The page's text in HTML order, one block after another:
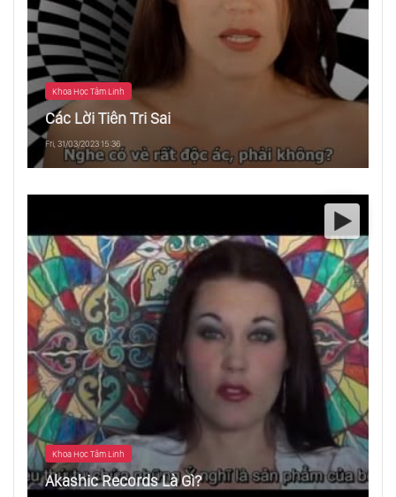
Khoa Học Tâm Linh
Các Lời Tiên Tri Sai
Fri, 31/03/2023 15:36
Khoa Học Tâm Linh
Akashic Records Là Gì?